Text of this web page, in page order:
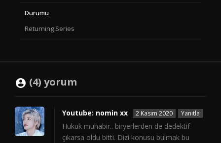
Durumu
Returning Series
(4) yorum
Youtube: nomin xx 2 Kasım 2020 Yanıtla
Hukuk muhabir.. biryerlerden de dedektif
çıkarsa oldu bitti. Dizi konusu bulmak bu